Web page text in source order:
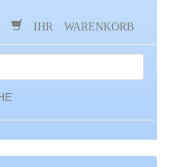
IHR WARENKORB